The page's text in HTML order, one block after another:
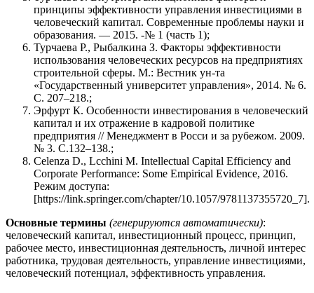
принципы эффективности управления инвестициями в
человеческий капитал. Современные проблемы науки и
образования. — 2015. -№ 1 (часть 1);
Турчаева Р., Рыбалкина З. Факторы эффективности
использования человеческих ресурсов на предприятиях
строительной сферы. М.: Вестник ун-та
«Государственный университет управления», 2014. № 6.
С. 207–218.;
Эрфурт К. Особенности инвестирования в человеческий
капитал и их отражение в кадровой политике
предприятия // Менеджмент в Росси и за рубежом. 2009.
№ 3. С.132–138.;
Celenza D., Lcchini M. Intellectual Capital Efficiency and
Corporate Performance: Some Empirical Evidence, 2016.
Режим доступа:
[https://link.springer.com/chapter/10.1057/9781137355720_7].
Основные термины (генерируются автоматически):
человеческий капитал, инвестиционный процесс, принцип,
рабочее место, инвестиционная деятельность, личной интерес
работника, трудовая деятельность, управление инвестициями,
человеческий потенциал, эффективность управления.